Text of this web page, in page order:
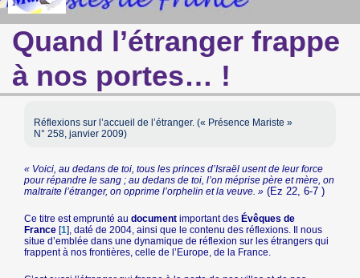
Quand l’étranger frappe
à nos portes… !
Réflexions sur l’accueil de l’étranger. (« Présence Mariste »
N° 258, janvier 2009)
« Voici, au dedans de toi, tous les princes d’Israël usent de leur force
pour répandre le sang ; au dedans de toi, l’on méprise père et mère, on
maltraite l’étranger, on opprime l’orphelin et la veuve. » (Ez 22, 6-7 )
Ce titre est emprunté audocument important des Évêques de
France [1], daté de 2004, ainsi que le contenu des réflexions. Il nous
situe d’emblée dans une dynamique de réflexion sur les étrangers qui
frappent à nos frontières, celle de l’Europe, de la France.